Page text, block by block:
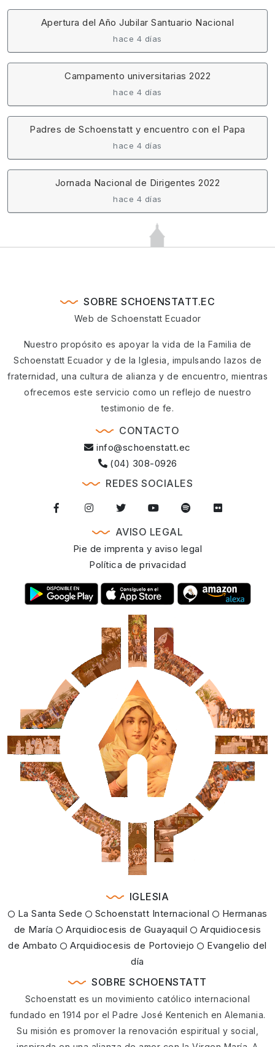
Apertura del Año Jubilar Santuario Nacional
hace 4 días
Campamento universitarias 2022
hace 4 días
Padres de Schoenstatt y encuentro con el Papa
hace 4 días
Jornada Nacional de Dirigentes 2022
hace 4 días
SOBRE SCHOENSTATT.EC
Web de Schoenstatt Ecuador
Nuestro propósito es apoyar la vida de la Familia de
Schoenstatt Ecuador y de la Iglesia, impulsando lazos de
fraternidad, una cultura de alianza y de encuentro, mientras
ofrecemos este servicio como un reflejo de nuestro
testimonio de fe.
CONTACTO
info@schoenstatt.ec
(04) 308-0926
REDES SOCIALES
AVISO LEGAL
Pie de imprenta y aviso legal
Política de privacidad
IGLESIA
La Santa Sede Schoenstatt Internacional
Hermanas
de María
Arquidiocesis de Guayaquil
Arquidiocesis
de Ambato
Arquidiocesis de Portoviejo
Evangelio del
día
SOBRE SCHOENSTATT
Schoenstatt es un movimiento católico internacional
fundado en 1914 por el Padre José Kentenich en Alemania.
Su misión es promover la renovación espiritual y social,